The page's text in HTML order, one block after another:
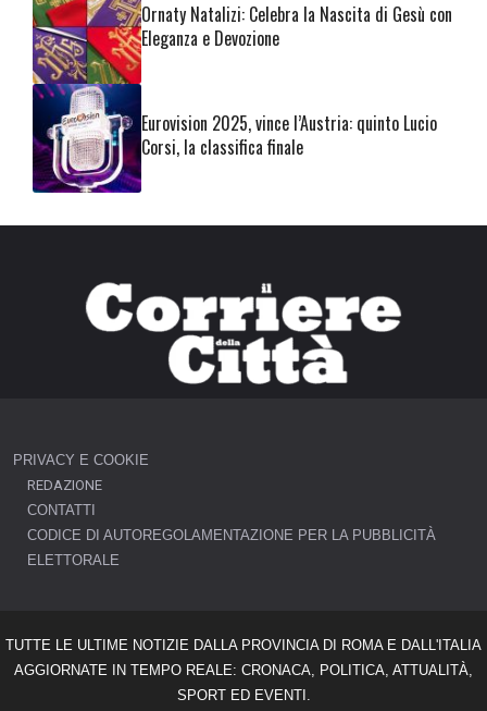
Ornaty Natalizi: Celebra la Nascita di Gesù con
Eleganza e Devozione
Eurovision 2025, vince l’Austria: quinto Lucio
Corsi, la classifica finale
PRIVACY E COOKIE
REDAZIONE
CONTATTI
CODICE DI AUTOREGOLAMENTAZIONE PER LA PUBBLICITÀ
ELETTORALE
TUTTE LE ULTIME NOTIZIE DALLA PROVINCIA DI ROMA E DALL'ITALIA
AGGIORNATE IN TEMPO REALE: CRONACA, POLITICA, ATTUALITÀ,
SPORT ED EVENTI.